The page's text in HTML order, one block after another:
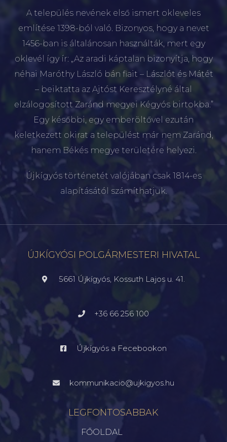
A település nevének első ismert okleveles
említése 1398-ból való. Bizonyos, hogy a nevet
1456-ban is általánosan használták, mert egy
oklevél így ír: „Az aradi káptalan bizonyítja, hogy
néhai Maróthy László bán fiait – Lászlót és Mátét
– beiktatta az Ajtóst Keresztélyné által
elzálogosított Zaránd megyei Kégyós birtokba.”
Egy későbbi, egy emberöltővel ezután
keletkezett okirat a települést már nem Zaránd,
hanem Békés megye területére helyezi.
Újkígyós történetét valójában csak 1814-es
alapításától számíthatjuk.
ÚJKÍGYÓSI POLGÁRMESTERI HIVATAL
5661 Újkígyós, Kossuth Lajos u. 41.
+36 66 256 100
Újkígyós a Fecebookon
kommunikacio@ujkigyos.hu
LEGFONTOSABBAK
FŐOLDAL